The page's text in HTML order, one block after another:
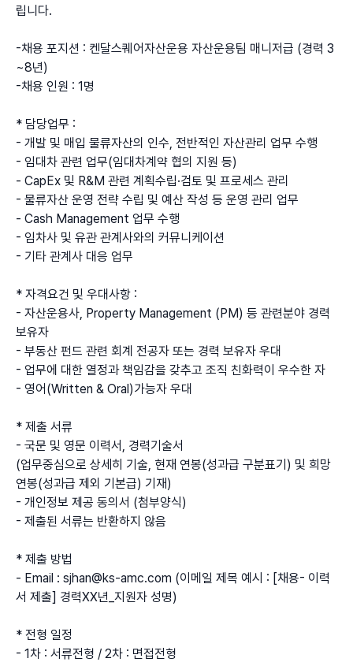
립니다.
-채용 포지션 : 켄달스퀘어자산운용 자산운용팀 매니저급 (경력 3
~8년)
-채용 인원 : 1명
* 담당업무 :
- 개발 및 매입 물류자산의 인수, 전반적인 자산관리 업무 수행
- 임대차 관련 업무(임대차계약 협의 지원 등)
- CapEx 및 R&M 관련 계획수립·검토 및 프로세스 관리
- 물류자산 운영 전략 수립 및 예산 작성 등 운영 관리 업무
- Cash Management 업무 수행
- 임차사 및 유관 관계사와의 커뮤니케이션
- 기타 관계사 대응 업무
* 자격요건 및 우대사항 :
- 자산운용사, Property Management (PM) 등 관련분야 경력
보유자
- 부동산 펀드 관련 회계 전공자 또는 경력 보유자 우대
- 업무에 대한 열정과 책임감을 갖추고 조직 친화력이 우수한 자
- 영어(Written & Oral)가능자 우대
* 제출 서류
- 국문 및 영문 이력서, 경력기술서
(업무중심으로 상세히 기술, 현재 연봉(성과급 구분표기) 및 희망
연봉(성과급 제외 기본급) 기재)
- 개인정보 제공 동의서 (첨부양식)
- 제출된 서류는 반환하지 않음
* 제출 방법
- Email : sjhan@ks-amc.com (이메일 제목 예시 : [채용- 이력
서 제출] 경력XX년_지원자 성명)
* 전형 일정
- 1차 : 서류전형 / 2차 : 면접전형